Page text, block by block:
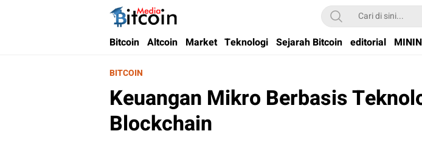
Bitcoin Media Indonesia
Media Bitcoin dan Cryptocurrency, dan Blockchain di Indonesia
Bitcoin Altcoin Market Teknologi Sejarah Bitcoin editorial
BITCOIN
Keuangan Mikro Berbasis
Blockchain